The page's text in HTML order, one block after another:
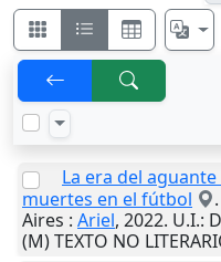
La era del
muertes en el fútbol
.
Aires : Ariel, 2022. U.I.:
(M) TEXTO NO